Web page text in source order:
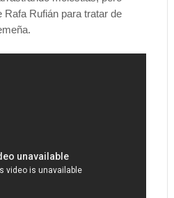
Rufián para tratar de